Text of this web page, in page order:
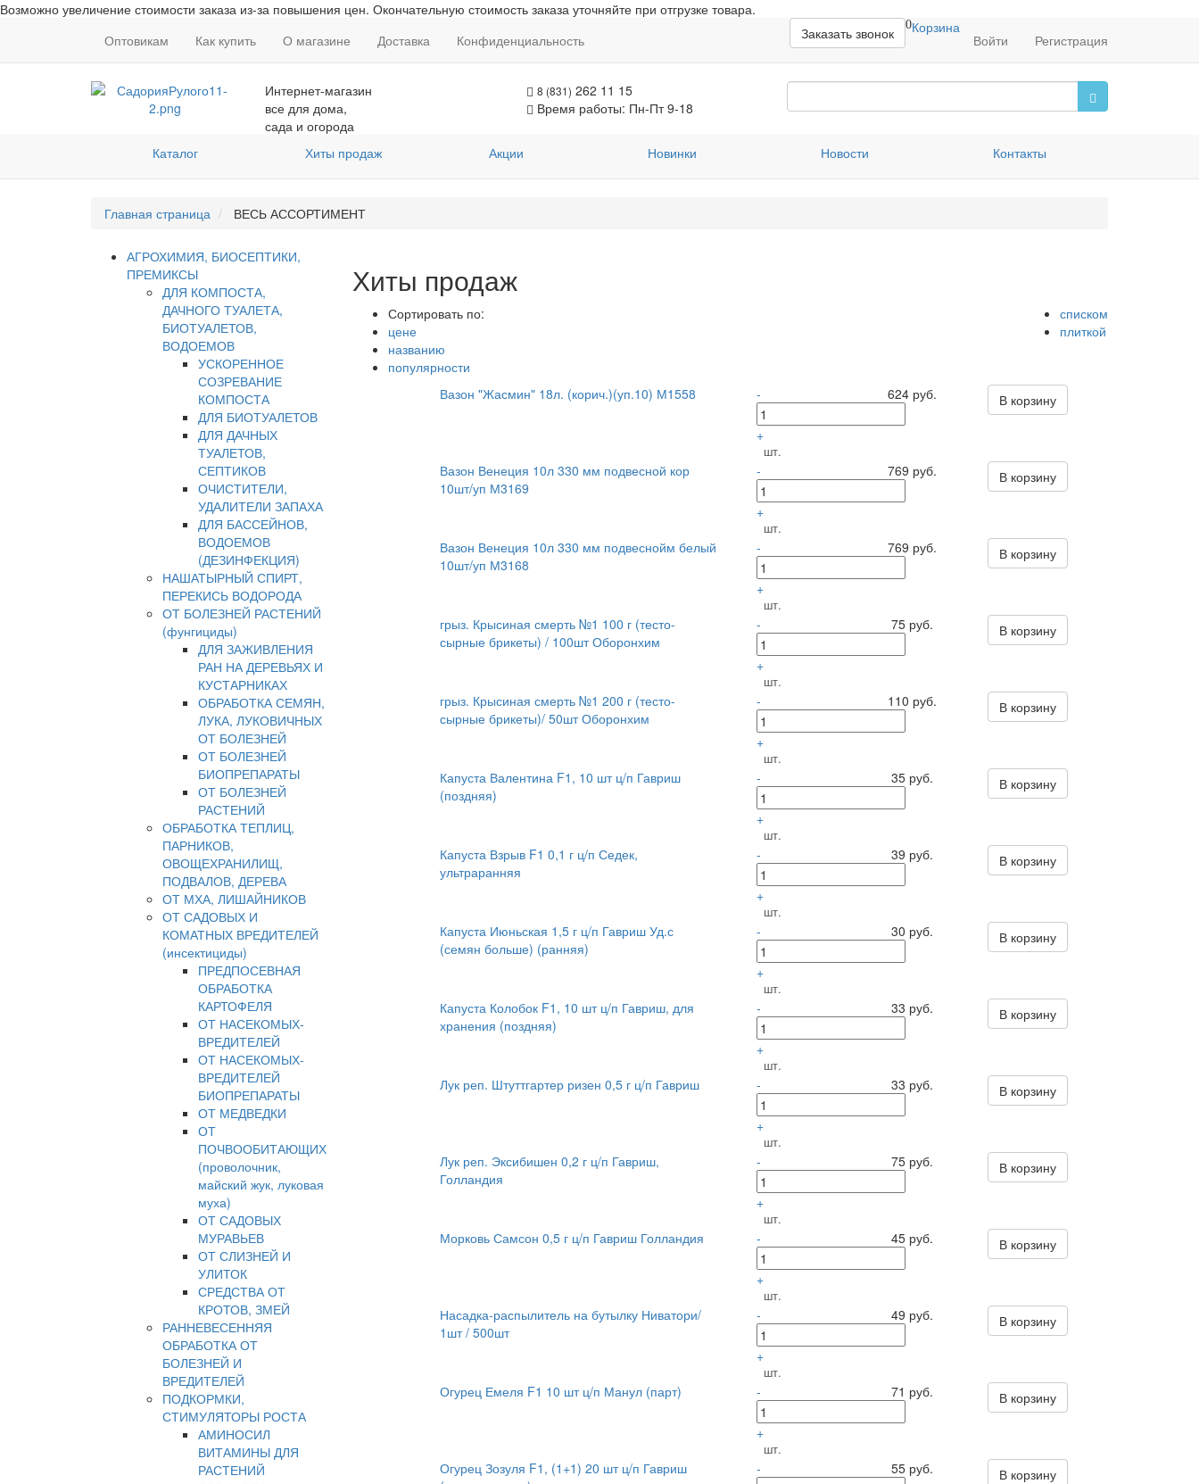
Возможно увеличение стоимости заказа из-за повышения цен. Окончательную стоимость заказа уточняйте при отгрузке товара.
Оптовикам
Как купить О магазине Доставка Конфиденциальность
0Корзина
Войти Регистрация
Заказать звонок
Интернет-магазин
все для дома,
сада и огорода
8 (831) 262 11 15
Время работы: Пн-Пт 9-18
Каталог Хиты продаж Акции Новинки Новости Контакты
Главная страница ВЕСЬ АССОРТИМЕНТ
АГРОХИМИЯ, БИОСЕПТИКИ,
ПРЕМИКСЫ
ДЛЯ КОМПОСТА,
ДАЧНОГО ТУАЛЕТА,
БИОТУАЛЕТОВ,
ВОДОЕМОВ
УСКОРЕННОЕ
СОЗРЕВАНИЕ
КОМПОСТА
ДЛЯ БИОТУАЛЕТОВ
ДЛЯ ДАЧНЫХ
ТУАЛЕТОВ,
СЕПТИКОВ
ОЧИСТИТЕЛИ,
УДАЛИТЕЛИ ЗАПАХА
ДЛЯ БАССЕЙНОВ,
ВОДОЕМОВ
(ДЕЗИНФЕКЦИЯ)
НАШАТЫРНЫЙ СПИРТ,
ПЕРЕКИСЬ ВОДОРОДА
ОТ БОЛЕЗНЕЙ РАСТЕНИЙ
(фунгициды)
ДЛЯ ЗАЖИВЛЕНИЯ
РАН НА ДЕРЕВЬЯХ И
КУСТАРНИКАХ
ОБРАБОТКА СЕМЯН,
ЛУКА, ЛУКОВИЧНЫХ
ОТ БОЛЕЗНЕЙ
ОТ БОЛЕЗНЕЙ
БИОПРЕПАРАТЫ
ОТ БОЛЕЗНЕЙ
РАСТЕНИЙ
ОБРАБОТКА ТЕПЛИЦ,
ПАРНИКОВ,
ОВОЩЕХРАНИЛИЩ,
ПОДВАЛОВ, ДЕРЕВА
ОТ МХА, ЛИШАЙНИКОВ
ОТ САДОВЫХ И
КОМАТНЫХ ВРЕДИТЕЛЕЙ
(инсектициды)
ПРЕДПОСЕВНАЯ
ОБРАБОТКА
КАРТОФЕЛЯ
ОТ НАСЕКОМЫХ-
ВРЕДИТЕЛЕЙ
ОТ НАСЕКОМЫХ-
ВРЕДИТЕЛЕЙ
БИОПРЕПАРАТЫ
ОТ МЕДВЕДКИ
ОТ
ПОЧВООБИТАЮЩИХ
(проволочник,
майский жук, луковая
муха)
ОТ САДОВЫХ
МУРАВЬЕВ
ОТ СЛИЗНЕЙ И
УЛИТОК
СРЕДСТВА ОТ
КРОТОВ, ЗМЕЙ
РАННЕВЕСЕННЯЯ
ОБРАБОТКА ОТ
БОЛЕЗНЕЙ И
ВРЕДИТЕЛЕЙ
ПОДКОРМКИ,
СТИМУЛЯТОРЫ РОСТА
АМИНОСИЛ
ВИТАМИНЫ ДЛЯ
РАСТЕНИЙ
Хиты продаж
Сортировать по:
цене
названию
популярности
списком
плиткой
Вазон "Жасмин" 18л. (корич.)(уп.10) М1558 -
+
шт.
624 руб. В корзину
Вазон Венеция 10л 330 мм подвесной кор
10шт/уп М3169
-
+
шт.
769 руб. В корзину
Вазон Венеция 10л 330 мм подвеснойм белый
10шт/уп М3168
-
+
шт.
769 руб. В корзину
грыз. Крысиная смерть №1 100 г (тесто-
сырные брикеты) / 100шт Оборонхим
-
+
шт.
75 руб. В корзину
грыз. Крысиная смерть №1 200 г (тесто-
сырные брикеты)/ 50шт Оборонхим
-
+
шт.
110 руб. В корзину
Капуста Валентина F1, 10 шт ц/п Гавриш
(поздняя)
-
+
шт.
35 руб. В корзину
Капуста Взрыв F1 0,1 г ц/п Седек,
ультраранняя
-
+
шт.
39 руб. В корзину
Капуста Июньская 1,5 г ц/п Гавриш Уд.с
(семян больше) (ранняя)
-
+
шт.
30 руб. В корзину
Капуста Колобок F1, 10 шт ц/п Гавриш, для
хранения (поздняя)
-
+
шт.
33 руб. В корзину
Лук реп. Штуттгартер ризен 0,5 г ц/п Гавриш -
+
шт.
33 руб. В корзину
Лук реп. Эксибишен 0,2 г ц/п Гавриш,
Голландия
-
+
шт.
75 руб. В корзину
Морковь Самсон 0,5 г ц/п Гавриш Голландия -
+
шт.
45 руб. В корзину
Насадка-распылитель на бутылку Ниватори/
1шт / 500шт
-
+
шт.
49 руб. В корзину
Огурец Емеля F1 10 шт ц/п Манул (парт) -
+
шт.
71 руб. В корзину
Огурец Зозуля F1, (1+1) 20 шт ц/п Гавриш
- 55 руб. В корзину